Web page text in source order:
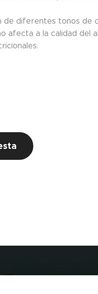
de diferentes tonos de
afecta a la calidad del